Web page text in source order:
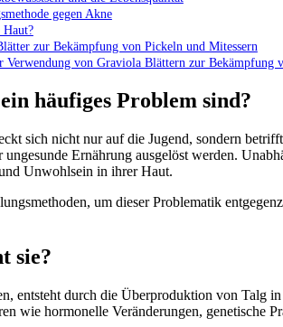
gegen Akne
zur Bekämpfung von Pickeln und Mitessern
Verwendung von Graviola Blättern zur Bekämpfung
häufiges Problem sind?
sich nicht nur auf die Jugend, sondern
Ernährung ausgelöst werden.
Unwohlsein in ihrer Haut.
um dieser Problematik
sie?
entsteht durch die Überproduktion von Talg
wie hormonelle Veränderungen, genetische